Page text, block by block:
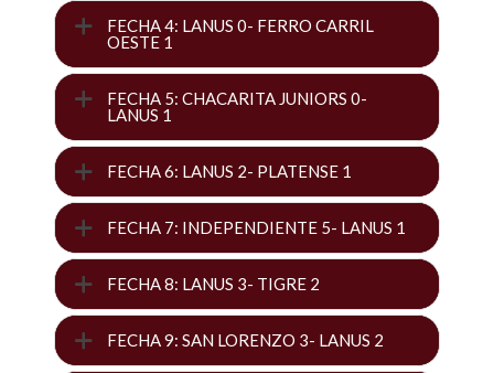
FECHA 4: LANUS 0- FERRO CARRIL
OESTE 1
FECHA 5: CHACARITA JUNIORS 0-
LANUS 1
FECHA 6: LANUS 2- PLATENSE 1
FECHA 7: INDEPENDIENTE 5- LANUS 1
FECHA 8: LANUS 3- TIGRE 2
FECHA 9: SAN LORENZO 3- LANUS 2